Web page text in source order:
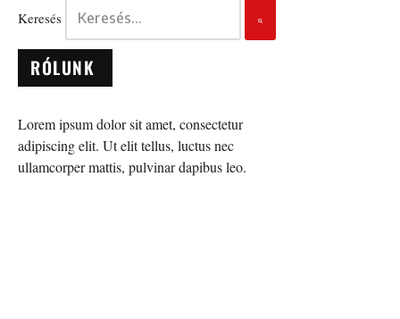
Keresés
RÓLUNK
Lorem ipsum dolor sit amet, consectetur
adipiscing elit. Ut elit tellus, luctus nec
ullamcorper mattis, pulvinar dapibus leo.